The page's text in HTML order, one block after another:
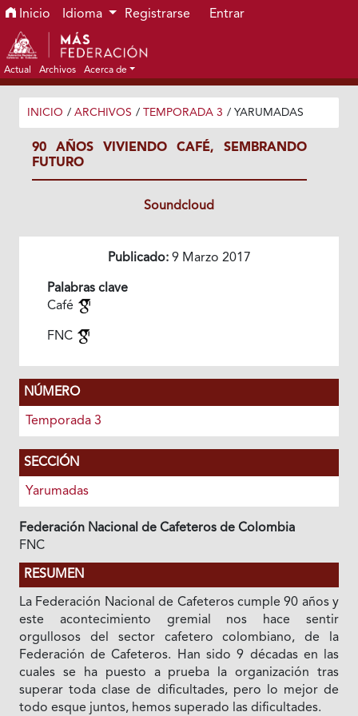
Ir al menú de navegación principal
Ir al contenido principal
Ir al pie de página del sitio
Inicio Idioma Registrarse Entrar
Actual Archivos Acerca de
INICIO / ARCHIVOS / TEMPORADA 3 / YARUMADAS
90 AÑOS VIVIENDO CAFÉ, SEMBRANDO
FUTURO
Soundcloud
Publicado:9 Marzo 2017
Palabras clave
Café
FNC
NÚMERO
Temporada 3
SECCIÓN
Yarumadas
Federación Nacional de Cafeteros de Colombia
FNC
RESUMEN
La Federación Nacional de Cafeteros cumple 90 años y
este acontecimiento gremial nos hace sentir
orgullosos del sector cafetero colombiano, de la
Federación de Cafeteros. Han sido 9 décadas en las
cuales se ha puesto a prueba la organización tras
superar toda clase de dificultades, pero lo mejor de
todo esque juntos, hemos superado las dificultades.